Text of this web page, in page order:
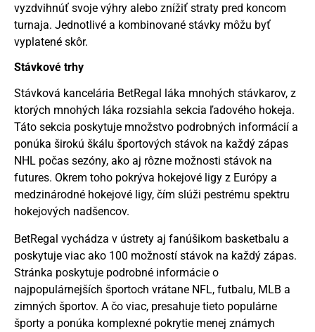
vyzdvihnúť svoje výhry alebo znížiť straty pred koncom
turnaja. Jednotlivé a kombinované stávky môžu byť
vyplatené skôr.
Stávkové trhy
Stávková kancelária BetRegal láka mnohých stávkarov, z
ktorých mnohých láka rozsiahla sekcia ľadového hokeja.
Táto sekcia poskytuje množstvo podrobných informácií a
ponúka širokú škálu športových stávok na každý zápas
NHL počas sezóny, ako aj rôzne možnosti stávok na
futures. Okrem toho pokrýva hokejové ligy z Európy a
medzinárodné hokejové ligy, čím slúži pestrému spektru
hokejových nadšencov.
BetRegal vychádza v ústrety aj fanúšikom basketbalu a
poskytuje viac ako 100 možností stávok na každý zápas.
Stránka poskytuje podrobné informácie o
najpopulárnejších športoch vrátane NFL, futbalu, MLB a
zimných športov. A čo viac, presahuje tieto populárne
športy a ponúka komplexné pokrytie menej známych